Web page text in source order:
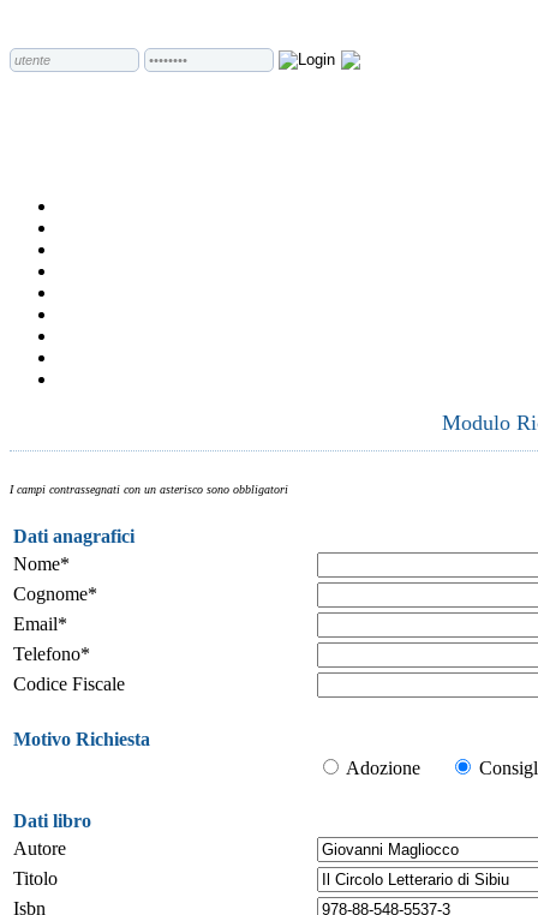
Modulo
I campi contrassegnati con un asterisco sono obbligatori
Dati anagrafici
Nome*
Cognome*
Email*
Telefono*
Codice Fiscale
Motivo Richiesta
Adozione
Dati libro
Autore
Titolo
Isbn